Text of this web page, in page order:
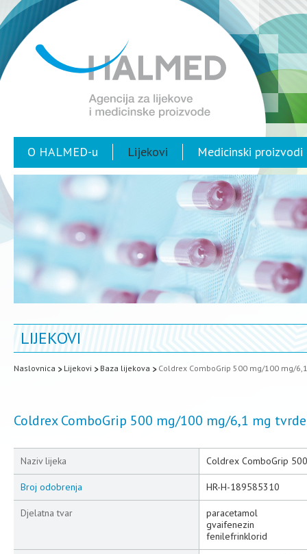
O HALMED-u Lijekovi Medicinski proizvodi
LIJEKOVI
Naslovnica Lijekovi Baza lijekova Coldrex ComboGrip 500 mg/100 mg/
Coldrex ComboGrip 500 mg/100 mg/6,1 mg
Naziv lijeka Coldrex ComboGrip
Broj odobrenja HR-H-189585310
Djelatna tvar
paracetamol
gvaifenezin
fenilefrinklorid